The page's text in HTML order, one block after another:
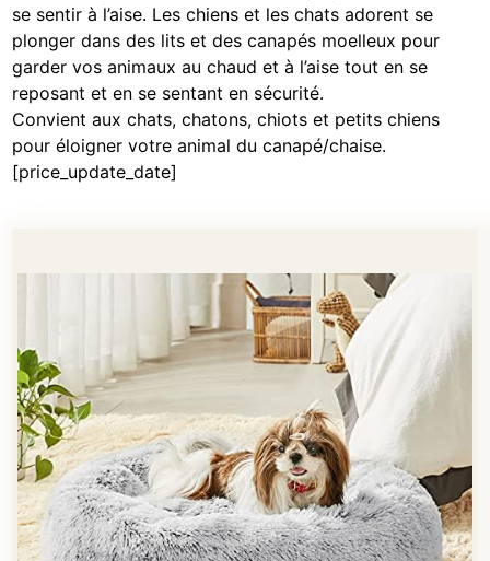
se sentir à l’aise. Les chiens et les chats adorent se
plonger dans des lits et des canapés moelleux pour
garder vos animaux au chaud et à l’aise tout en se
reposant et en se sentant en sécurité.
Convient aux chats, chatons, chiots et petits chiens
pour éloigner votre animal du canapé/chaise.
[price_update_date]